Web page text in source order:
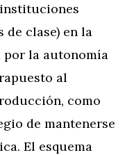
clase) en la
la autonomía
al
como
de mantenerse
El esquema